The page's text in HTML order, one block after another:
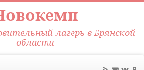
лагерь в Брянской
области